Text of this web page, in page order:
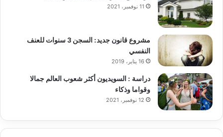
11 نوفمبر، 2021
مشروع قانون جديد: السجن 3 سنوات للعنف
النفسي
16 يناير، 2019
دراسة : السويديون أكثر شعوب العالم جمالا
وقواما وذكاء
12 نوفمبر، 2021